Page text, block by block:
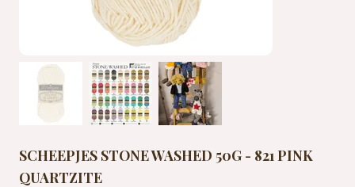
SCHEEPJES STONE WASHED 50G - 821 PINK
QUARTZITE